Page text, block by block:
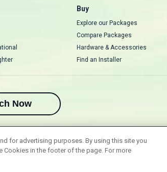
Buy
Explore our Packages
Compare Packages
Hardware & Accessories
Find an Installer
Now
Privacy & Cookie Notice Responsible Disclosure Policy
for advertising purposes. By using this site you
Cookies in the footer of the page. For more